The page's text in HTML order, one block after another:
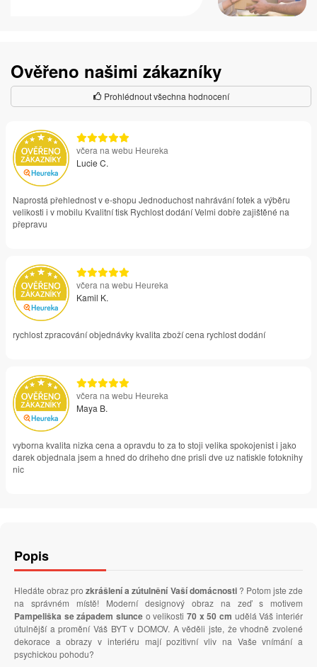
Ověřeno našimi zákazníky
Prohlédnout všechna hodnocení
včera na webu Heureka
Lucie C.
Naprostá přehlednost v e-shopu Jednoduchost nahrávání fotek a výběru
velikosti i v mobilu Kvalitní tisk Rychlost dodání Velmi dobře zajištěné na
přepravu
včera na webu Heureka
Kamil K.
rychlost zpracování objednávky kvalita zboží cena rychlost dodání
včera na webu Heureka
Maya B.
vyborna kvalita nizka cena a opravdu to za to stoji velika spokojenist i jako
darek objednala jsem a hned do driheho dne prisli dve uz natiskle fotoknihy
nic
Popis
Hledáte obraz prozkrášlení a zútulnění Vaší domácnosti? Potom jste zde
na správném místě! Moderní designový obraz na zeď s motivem
Pampeliška se západem slunce o velikosti 70 x 50 cm udělá Váš interiér
útulnější a promění Váš BYT v DOMOV. A věděli jste, že vhodně zvolené
dekorace a obrazy v interiéru mají pozitivní vliv na Vaše vnímání a
psychickou pohodu?